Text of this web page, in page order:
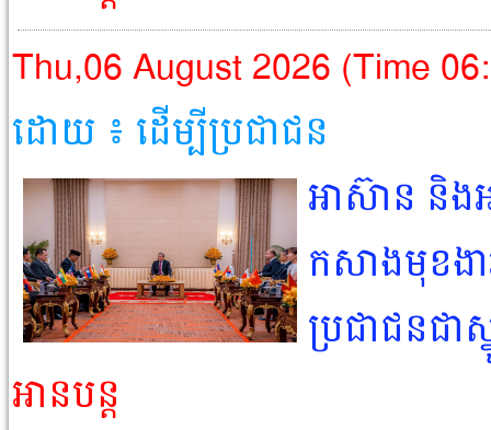
Thu,06 August 2026 (Time
ដោយ ៖ ដើម្បីប្រជាជន​
អាស៊ាន និងអ
កសាងមុខង
ប្រជាជនជា
អានបន្ត